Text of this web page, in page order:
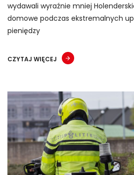
wydawali wyraźnie mniej
domowe podczas ekstremalnych
pieniędzy
CZYTAJ WIĘCEJ